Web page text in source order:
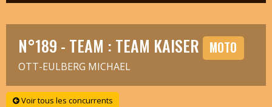
N°189 - TEAM : TEAM KAISER MOTO
OTT-EULBERG MICHAEL
Voir tous les concurrents